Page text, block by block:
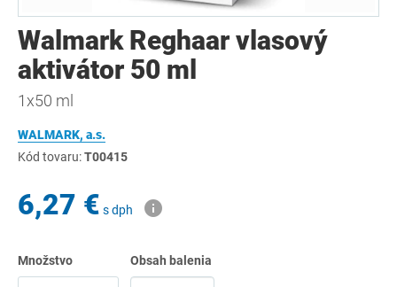
Walmark Reghaar vlasový
aktivátor 50 ml
1x50 ml
WALMARK, a.s.
Kód tovaru:T00415
6,27 € s dph
Množstvo Obsah balenia